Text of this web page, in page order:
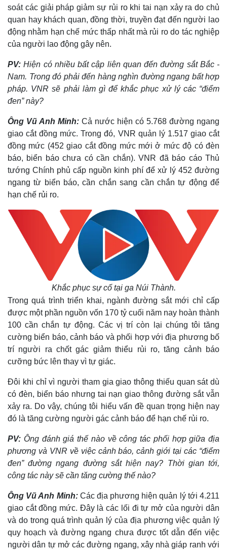
Bất động sản
Khởi nghiệp
Thị trường
Giá vàng
Tiêu dùng
Tỷ giá
Chứng khoán
Giá cà phê
soát các giải pháp giảm sự rủi ro khi tai nạn xảy ra do chủ
quan hay khách quan, đồng thời, truyền đạt đến người lao
động nhằm hạn chế mức thấp nhất mà rủi ro do tác nghiệp
của người lao động gây nên.
PV:Hiện có nhiều bất cập liên quan đến đường sắt Bắc -
Nam. Trong đó phải đến hàng nghìn đường ngang bất hợp
pháp. VNR sẽ phải làm gì để khắc phục xử lý các “điểm
đen” này?
Ông Vũ Anh Minh: Cả nước hiện có 5.768 đường ngang
giao cắt đồng mức. Trong đó, VNR quản lý 1.517 giao cắt
đồng mức (452 giao cắt đồng mức mới ở mức độ có đèn
báo, biển báo chưa có cần chắn). VNR đã báo cáo Thủ
tướng Chính phủ cấp nguồn kinh phí để xử lý 452 đường
ngang từ biển báo, cần chắn sang cần chắn tự động để
hạn chế rủi ro.
Khắc phục sự cố tại ga Núi Thành.
Trong quá trình triển khai, ngành đường sắt mới chỉ cấp
được một phần nguồn vốn 170 tỷ cuối năm nay hoàn thành
100 cần chắn tự động. Các vị trí còn lại chúng tôi tăng
cường biển báo, cảnh báo và phối hợp với địa phương bố
trí người ra chốt gác giảm thiểu rủi ro, tăng cảnh báo
cưỡng bức lên thay vì tự giác.
Đôi khi chỉ vì người tham gia giao thông thiếu quan sát dù
có đèn, biển báo nhưng tai nạn giao thông đường sắt vẫn
xảy ra. Do vậy, chúng tôi hiểu vấn đề quan trọng hiện nay
đó là tăng cường người gác cảnh báo để hạn chế rủi ro.
PV: Ông đánh giá thế nào về công tác phối hợp giữa địa
phương và VNR về việc cảnh báo, cảnh giới tại các “điểm
đen” đường ngang đường sắt hiện nay? Thời gian tới,
công tác này sẽ cần tăng cường thế nào?
Ông Vũ Anh Minh:Các địa phương hiện quản lý tới 4.211
giao cắt đồng mức. Đây là các lối đi tự mở của người dân
và do trong quá trình quản lý của địa phương việc quản lý
quy hoạch và đường ngang chưa được tốt dẫn đến việc
người dân tự mở các đường ngang, xây nhà giáp ranh với